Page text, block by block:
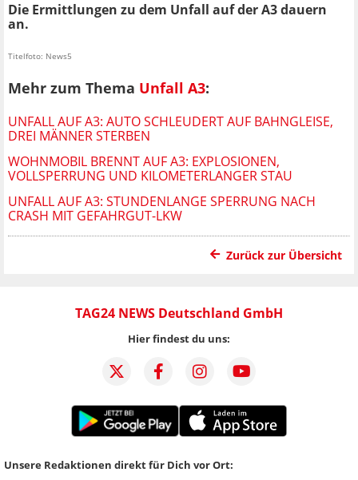
Die Ermittlungen zu dem Unfall auf der A3 dauern
an.
Titelfoto: News5
Mehr zum Thema Unfall A3:
UNFALL AUF A3: AUTO SCHLEUDERT AUF BAHNGLEISE,
DREI MÄNNER STERBEN
WOHNMOBIL BRENNT AUF A3: EXPLOSIONEN,
VOLLSPERRUNG UND KILOMETERLANGER STAU
UNFALL AUF A3: STUNDENLANGE SPERRUNG NACH
CRASH MIT GEFAHRGUT-LKW
Zurück zur Übersicht
TAG24 NEWS Deutschland GmbH
Hier findest du uns:
Unsere Redaktionen direkt für Dich vor Ort: